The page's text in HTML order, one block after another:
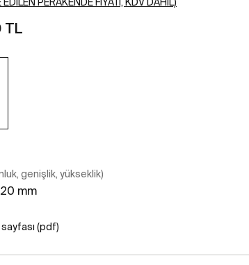
TL
genişlik, yükseklik)
mm
(pdf)